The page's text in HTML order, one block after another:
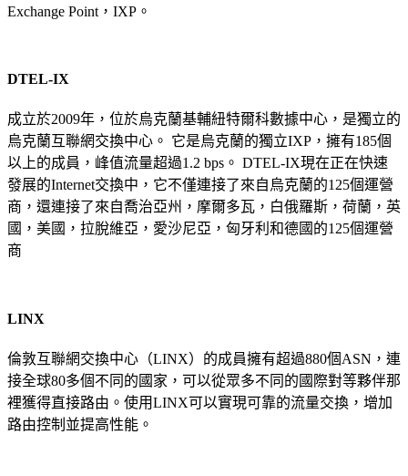
Exchange Point，IXP。
DTEL-IX
成立於2009年，位於烏克蘭基輔紐特爾科數據中心，是獨立的
烏克蘭互聯網交換中心。 它是烏克蘭的獨立IXP，擁有185個
以上的成員，峰值流量超過1.2 bps。 DTEL-IX現在正在快速
發展的Internet交換中，它不僅連接了來自烏克蘭的125個運營
商，還連接了來自喬治亞州，摩爾多瓦，白俄羅斯，荷蘭，英
國，美國，拉脫維亞，愛沙尼亞，匈牙利和德國的125個運營
商
LINX
倫敦互聯網交換中心（LINX）的成員擁有超過880個ASN，連
接全球80多個不同的國家，可以從眾多不同的國際對等夥伴那
裡獲得直接路由。使用LINX可以實現可靠的流量交換，增加
路由控制並提高性能。